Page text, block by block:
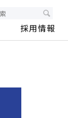
採用情報